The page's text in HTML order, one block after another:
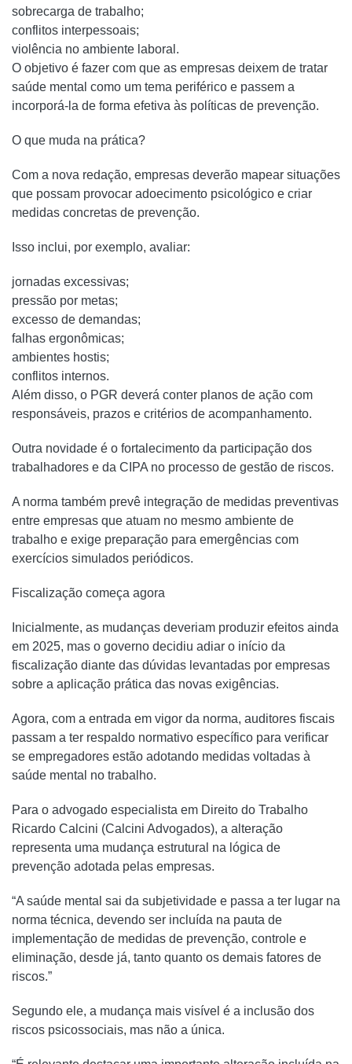
sobrecarga de trabalho;
conflitos interpessoais;
violência no ambiente laboral.
O objetivo é fazer com que as empresas deixem de tratar
saúde mental como um tema periférico e passem a
incorporá-la de forma efetiva às políticas de prevenção.
O que muda na prática?
Com a nova redação, empresas deverão mapear situações
que possam provocar adoecimento psicológico e criar
medidas concretas de prevenção.
Isso inclui, por exemplo, avaliar:
jornadas excessivas;
pressão por metas;
excesso de demandas;
falhas ergonômicas;
ambientes hostis;
conflitos internos.
Além disso, o PGR deverá conter planos de ação com
responsáveis, prazos e critérios de acompanhamento.
Outra novidade é o fortalecimento da participação dos
trabalhadores e da CIPA no processo de gestão de riscos.
A norma também prevê integração de medidas preventivas
entre empresas que atuam no mesmo ambiente de
trabalho e exige preparação para emergências com
exercícios simulados periódicos.
Fiscalização começa agora
Inicialmente, as mudanças deveriam produzir efeitos ainda
em 2025, mas o governo decidiu adiar o início da
fiscalização diante das dúvidas levantadas por empresas
sobre a aplicação prática das novas exigências.
Agora, com a entrada em vigor da norma, auditores fiscais
passam a ter respaldo normativo específico para verificar
se empregadores estão adotando medidas voltadas à
saúde mental no trabalho.
Para o advogado especialista em Direito do Trabalho
Ricardo Calcini (Calcini Advogados), a alteração
representa uma mudança estrutural na lógica de
prevenção adotada pelas empresas.
“A saúde mental sai da subjetividade e passa a ter lugar na
norma técnica, devendo ser incluída na pauta de
implementação de medidas de prevenção, controle e
eliminação, desde já, tanto quanto os demais fatores de
riscos.”
Segundo ele, a mudança mais visível é a inclusão dos
riscos psicossociais, mas não a única.